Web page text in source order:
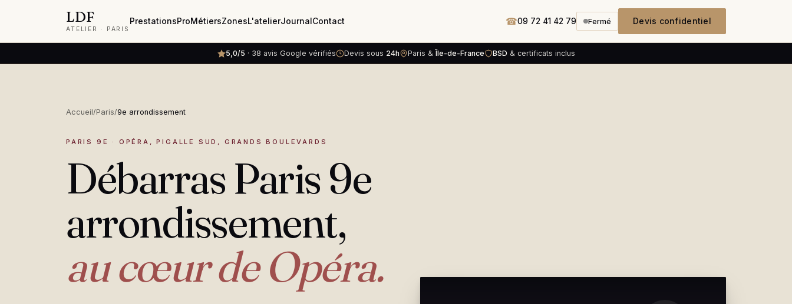
LDF
ATELIER · PARIS
PrestationsProMétiersZonesL'atelierJournalContact ☎09 72 41 42 79 Fermé Devis confidentiel
5,0/5 · 38 avis Google vérifiés Devis sous 24h Paris & Île-de-France BSD & certificats inclus
Accueil/Paris/9e arrondissement
PARIS 9E · OPÉRA, PIGALLE SUD, GRANDS BOULEVARDS
Débarras Paris 9e
arrondissement,
au cœur de Opéra.